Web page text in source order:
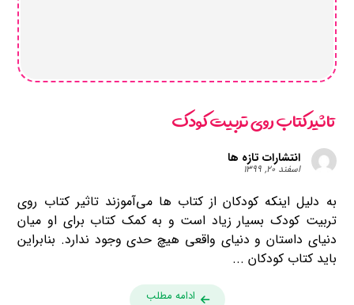
تاثیر کتاب روی تربیت کودک
انتشارات تازه ها
اسفند ۲۰, ۱۳۹۹
به دلیل اینکه کودکان از کتاب ها می‌آموزند تاثیر کتاب روی
تربیت کودک بسیار زیاد است و به کمک کتاب برای او میان
دنیای داستان و دنیای واقعی هیچ حدی وجود ندارد. بنابراین
باید کتاب کودکان ...
ادامه مطلب